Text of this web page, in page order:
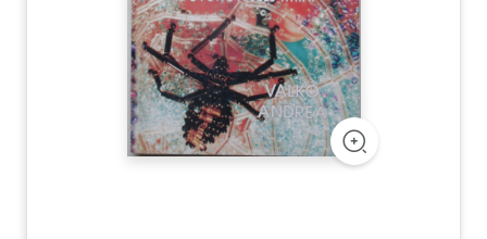
Szótár, nyelvkönyv
Tankönyv, segédkönyv
Társadalomtudomány